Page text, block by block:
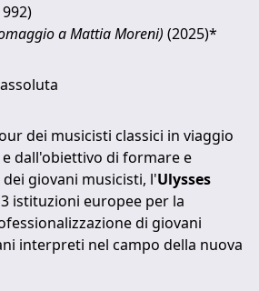
a Mattia Moreni) (2025)*
dei musicisti classici in viaggio
dall'obiettivo di formare e
giovani musicisti, l'Ulysses
istituzioni europee per la
di giovani
interpreti nel campo della nuova